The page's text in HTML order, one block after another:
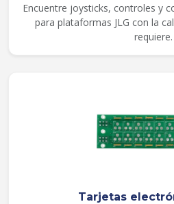
Encuentre joysticks, controles y
para plataformas JLG con la
requiere.
Tarjetas